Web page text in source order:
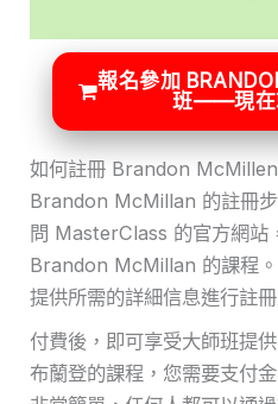
報名參加
班——現在
如何註冊 Brandon McMillen
Brandon McMillan 的註冊
問 MasterClass 的官方網站
Brandon McMillan 的課程
提供所需的詳細信息進行註
付費後，即可享受大師班提
布蘭登的課程，您需要支付